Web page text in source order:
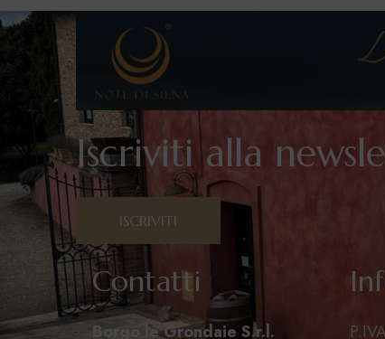
Iscriviti alla
ISCRIVITI
Contatti
Borgo le Grondaie S.r.l.